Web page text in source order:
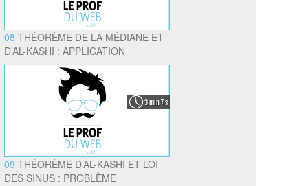
08THÉORÈME DE LA MÉDIANE ET
D’AL-KASHI : APPLICATION
3 min 7 s
09THÉORÈME D’AL-KASHI ET LOI
DES SINUS : PROBLÈME